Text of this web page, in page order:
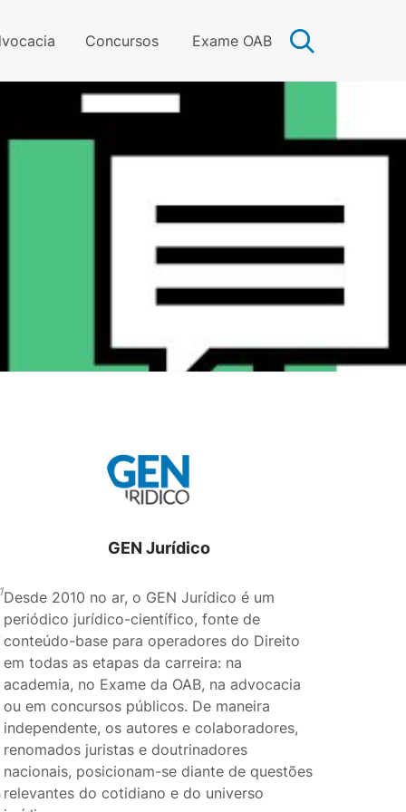
Concursos Exame OAB
GEN Jurídico
Desde 2010 no ar, o GEN Jurídico é um
periódico jurídico-científico, fonte de
conteúdo-base para operadores do Direito
em todas as etapas da carreira: na
academia, no Exame da OAB, na advocacia
ou em concursos públicos. De maneira
independente, os autores e colaboradores,
renomados juristas e doutrinadores
nacionais, posicionam-se diante de questões
relevantes do cotidiano e do universo